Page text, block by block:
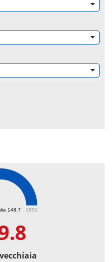
148.7 2850